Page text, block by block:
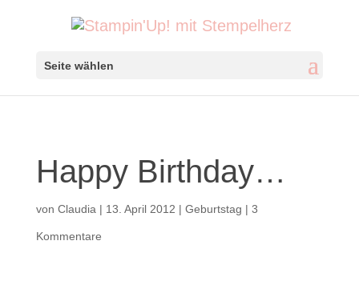
Seite wählen
Happy Birthday…
von Claudia | 13. April 2012 | Geburtstag | 3
Kommentare